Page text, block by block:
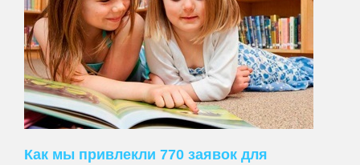
Как мы привлекли 770 заявок для